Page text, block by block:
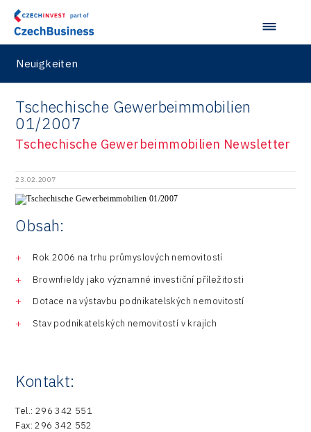
Neuigkeiten
Tschechische Gewerbeimmobilien
01/2007
Tschechische Gewerbeimmobilien Newsletter
23.02.2007
Obsah:
Rok 2006 na trhu průmyslových nemovitostí
Brownfieldy jako významné investiční příležitosti
Dotace na výstavbu podnikatelských nemovitostí
Stav podnikatelských nemovitostí v krajích
Kontakt:
Tel.: 296 342 551
Fax: 296 342 552